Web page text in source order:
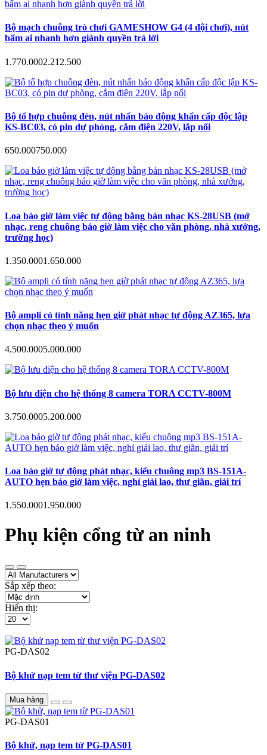
Bộ mạch chuông trò chơi GAMESHOW G4 (4 đội chơi), nút
bấm ai nhanh hơn giành quyền trả lời
1.770.0002.212.500
Bộ tổ hợp chuông đèn, nút nhấn báo động khẩn cấp độc lập
KS-BC03, có pin dự phòng, cắm điện 220V, lắp nổi
650.000750.000
Loa báo giờ làm việc tự động bằng bản nhạc KS-28USB (mở
nhạc, reng chuông báo giờ làm việc cho văn phòng, nhà xưởng,
trường học)
1.350.0001.650.000
Bộ ampli có tính năng hẹn giờ phát nhạc tự động AZ365, lựa
chọn nhạc theo ý muốn
4.500.0005.000.000
Bộ lưu điện cho hệ thống 8 camera TORA CCTV-800M
3.750.0005.200.000
Loa báo giờ tự động phát nhạc, kiểu chuông mp3 BS-151A-
AUTO hẹn báo giờ làm việc, nghỉ giải lao, thư giãn, giải trí
1.550.0001.950.000
Phụ kiện cổng từ an ninh
Sắp xếp theo:
Hiển thị:
PG-DAS02
Bộ khử nạp tem từ thư viện PG-DAS02
Mua hàng
PG-DAS01
Bộ khử, nạp tem từ PG-DAS01